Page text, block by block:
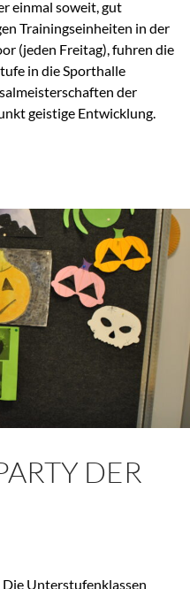
einmal soweit, gut
Trainingseinheiten in der
(jeden Freitag), fuhren die
in die Sporthalle
der
geistige Entwicklung.
schreiben Geschichte!
DER
Unterstufenklassen